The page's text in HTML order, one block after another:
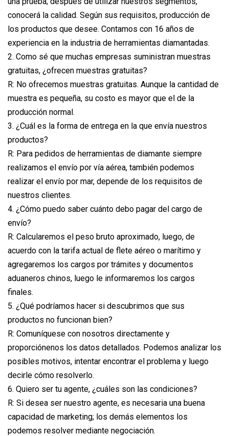
conocerá la calidad. Según sus requisitos, producción de
los productos que desee. Contamos con 16 años de
experiencia en la industria de herramientas diamantadas.
2. Como sé que muchas empresas suministran muestras
gratuitas, ¿ofrecen muestras gratuitas?
R: No ofrecemos muestras gratuitas. Aunque la cantidad de
muestra es pequeña, su costo es mayor que el de la
producción normal.
3. ¿Cuál es la forma de entrega en la que envía nuestros
productos?
R: Para pedidos de herramientas de diamante siempre
realizamos el envío por vía aérea, también podemos
realizar el envío por mar, depende de los requisitos de
nuestros clientes.
4. ¿Cómo puedo saber cuánto debo pagar del cargo de
envío?
R: Calcularemos el peso bruto aproximado, luego, de
acuerdo con la tarifa actual de flete aéreo o marítimo y
agregaremos los cargos por trámites y documentos
aduaneros chinos, luego le informaremos los cargos
finales.
5. ¿Qué podríamos hacer si descubrimos que sus
productos no funcionan bien?
R: Comuníquese con nosotros directamente y
proporciónenos los datos detallados. Podemos analizar los
posibles motivos, intentar encontrar el problema y luego
decirle cómo resolverlo.
6. Quiero ser tu agente, ¿cuáles son las condiciones?
R: Si desea ser nuestro agente, es necesaria una buena
capacidad de marketing; los demás elementos los
podemos resolver mediante negociación.